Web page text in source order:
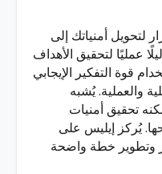
السحري: 10 أسرار لتحويل أمنياتك إلى
عمليًا لتحقيق الأهداف
قوة التفكير الإيجابي
والعملية. يُشبه
تحقيق أمنيات
يُركز إيليس على
وتطوير خطة واضحة